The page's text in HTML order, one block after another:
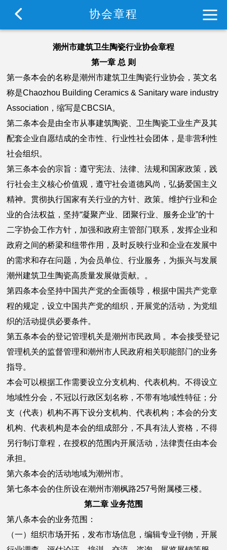
协会章程
首
绍
态
盟
告
讯
准
示
式
潮州市建筑卫生陶瓷行业协会章程
第一章 总 则
第一条本会的名称是潮州市建筑卫生陶瓷行业协会，英文名
称是Chaozhou Building Ceramics & Sanitary ware industry
Association，缩写是CBCSIA。
第二条本会是由全市从事建筑陶瓷、卫生陶瓷工业生产及其
配套企业自愿结成的全市性、行业性社会团体，是非营利性
社会组织。
第三条本会的宗旨：遵守宪法、法律、法规和国家政策，践
行社会主义核心价值观，遵守社会道德风尚，弘扬爱国主义
精神。贯彻执行国家有关行业的方针、政策。维护行业和企
业的合法权益，坚持“凝聚产业、团聚行业、服务企业”的十
二字协会工作方针，加强和政府主管部门联系，发挥企业和
政府之间的桥梁和纽带作用，及时反映行业和企业在发展中
的需求和存在问题，为会员单位、行业服务，为振兴与发展
潮州建筑卫生陶瓷高质量发展做贡献。。
第四条本会坚持中国共产党的全面领导，根据中国共产党章
程的规定，设立中国共产党的组织，开展党的活动，为党组
织的活动提供必要条件。
第五条本会的登记管理机关是潮州市民政局 。本会接受登记
管理机关的监督管理和潮州市人民政府相关职能部门的业务
指导。
本会可以根据工作需要设立分支机构、代表机构。不得设立
地域性分会，不冠以行政区划名称，不带有地域性特征；分
支（代表）机构不再下设分支机构、代表机构；本会的分支
机构、代表机构是本会的组成部分，不具有法人资格，不得
另行制订章程，在授权的范围内开展活动，法律责任由本会
承担。
第六条本会的活动地域为潮州市。
第七条本会的住所设在潮州市潮枫路257号附属楼三楼。
第二章 业务范围
第八条本会的业务范围：
（一）组织市场开拓，发布市场信息，编辑专业刊物，开展